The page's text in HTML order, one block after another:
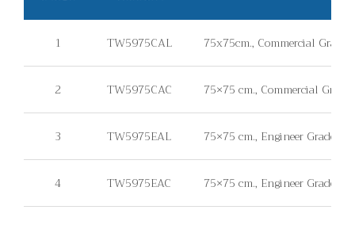
1 TW5975CAL 75x75cm., Commercial
2 TW5975CAC 75×75 cm., Commercial
3 TW5975EAL 75×75 cm., Engineer Grade,
4 TW5975EAC 75×75 cm., Engineer Grade,